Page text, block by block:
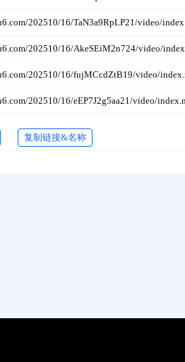
202510/16/TaN3a9RpLP21/video/
202510/16/AkeSEiM2n724/video/
202510/16/fujMCcdZtB19/video/
202510/16/eEP7J2g5aa21/video/
复制链接&名称